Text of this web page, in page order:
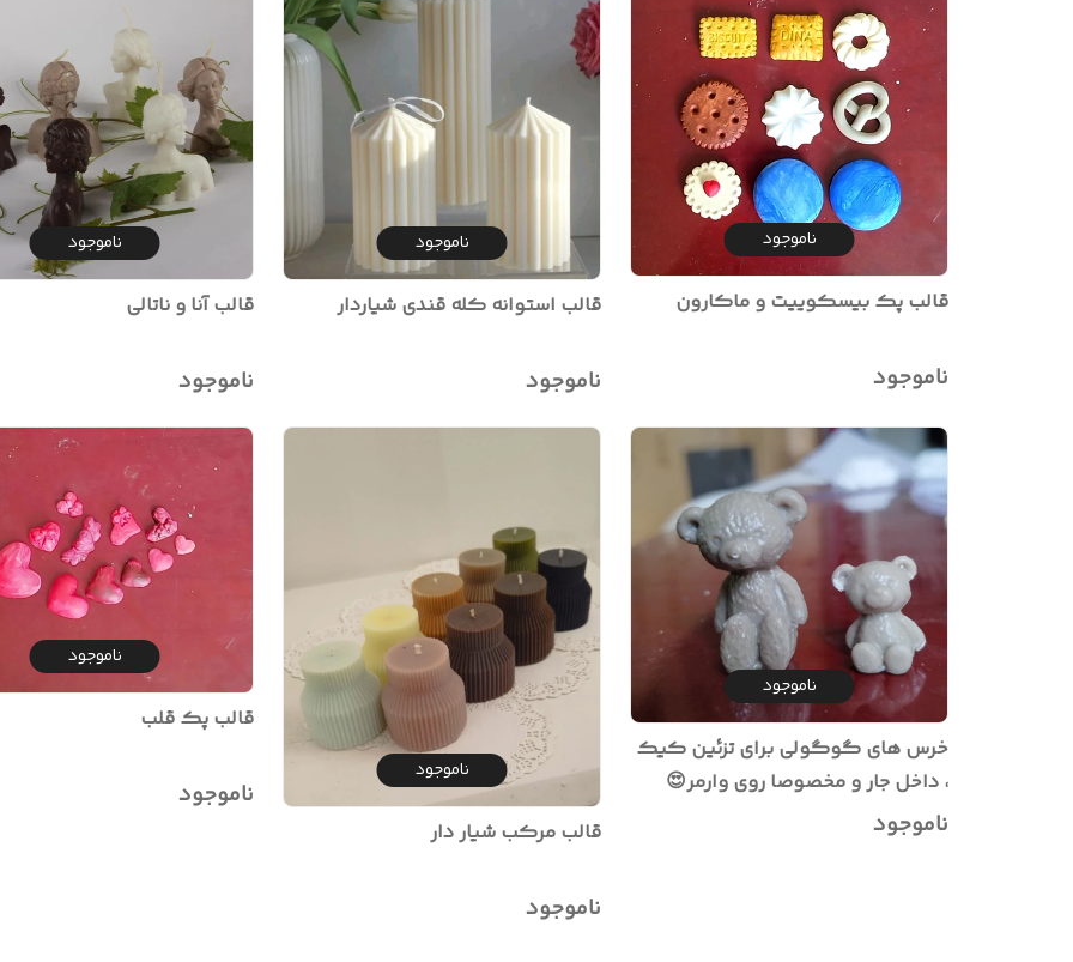
ناموجود
قالب پک بیسکوییت و ماکارون
ناموجود
ناموجود
قالب استوانه کله قندی شیاردار
ناموجود
ناموجود
قالب آنا و ناتالی
ناموجود
ناموجود
خرس های گوگولی برای تزئین کیک
، داخل جار و مخصوصا روی وارمر😍
خرس کوچک (ارتفاع ۲ سانت)
ناموجود
ناموجود
قالب مرکب شیار دار
ناموجود
ناموجود
قالب پک قلب
ناموجود